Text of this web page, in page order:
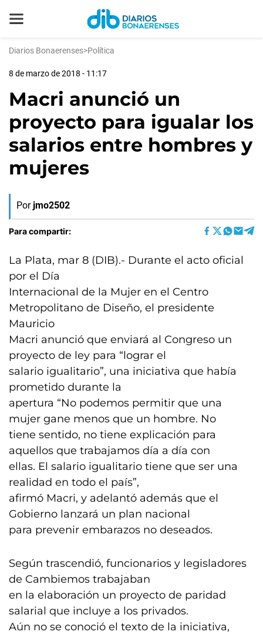
Diarios Bonaerenses>Política
8 de marzo de 2018 - 11:17
Macri anunció un
proyecto para igualar los
salarios entre hombres y
mujeres
Por jmo2502
Para compartir:
La Plata, mar 8 (DIB).- Durante el acto oficial
por el Día
Internacional de la Mujer en el Centro
Metropolitano de Diseño, el presidente
Mauricio
Macri anunció que enviará al Congreso un
proyecto de ley para “lograr el
salario igualitario”, una iniciativa que había
prometido durante la
apertura “No podemos permitir que una
mujer gane menos que un hombre. No
tiene sentido, no tiene explicación para
aquellos que trabajamos día a día con
ellas. El salario igualitario tiene que ser una
realidad en todo el país”,
afirmó Macri, y adelantó además que el
Gobierno lanzará un plan nacional
para prevenir embarazos no deseados.
Según trascendió, funcionarios y legisladores
de Cambiemos trabajaban
en la elaboración un proyecto de paridad
salarial que incluye a los privados.
Aún no se conoció el texto de la iniciativa,